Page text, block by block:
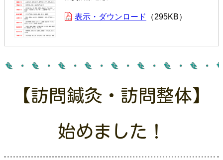
表示・ダウンロード 295KB
【訪問鍼灸・訪問整体】
始めました！